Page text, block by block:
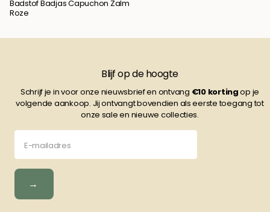
Badstof Badjas Capuchon Zalm
Roze
Blijf op de hoogte
Schrijf je in voor onze nieuwsbrief en ontvang €10 kortingop je
volgende aankoop. Jij ontvangt bovendien als eerste toegang tot
onze sale en nieuwe collecties.
→